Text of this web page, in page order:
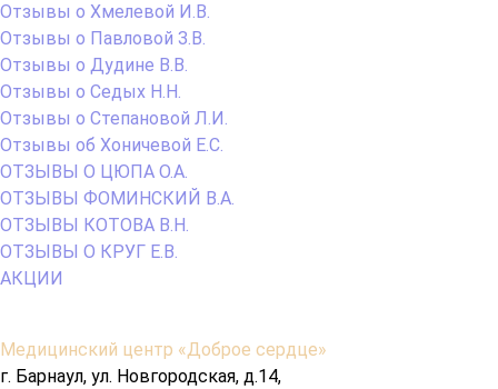
Отзывы о Хмелевой И.В.
Отзывы о Павловой З.В.
Отзывы о Дудине В.В.
Отзывы о Седых Н.Н.
Отзывы о Степановой Л.И.
Отзывы об Хоничевой Е.С.
ОТЗЫВЫ О ЦЮПА О.А.
ОТЗЫВЫ ФОМИНСКИЙ В.А.
ОТЗЫВЫ КОТОВА В.Н.
ОТЗЫВЫ О КРУГ Е.В.
АКЦИИ
Содержимое
подвала
Медицинский центр «Доброе сердце»
г. Барнаул, ул. Новгородская, д.14,